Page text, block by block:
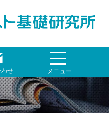
せ メニュー